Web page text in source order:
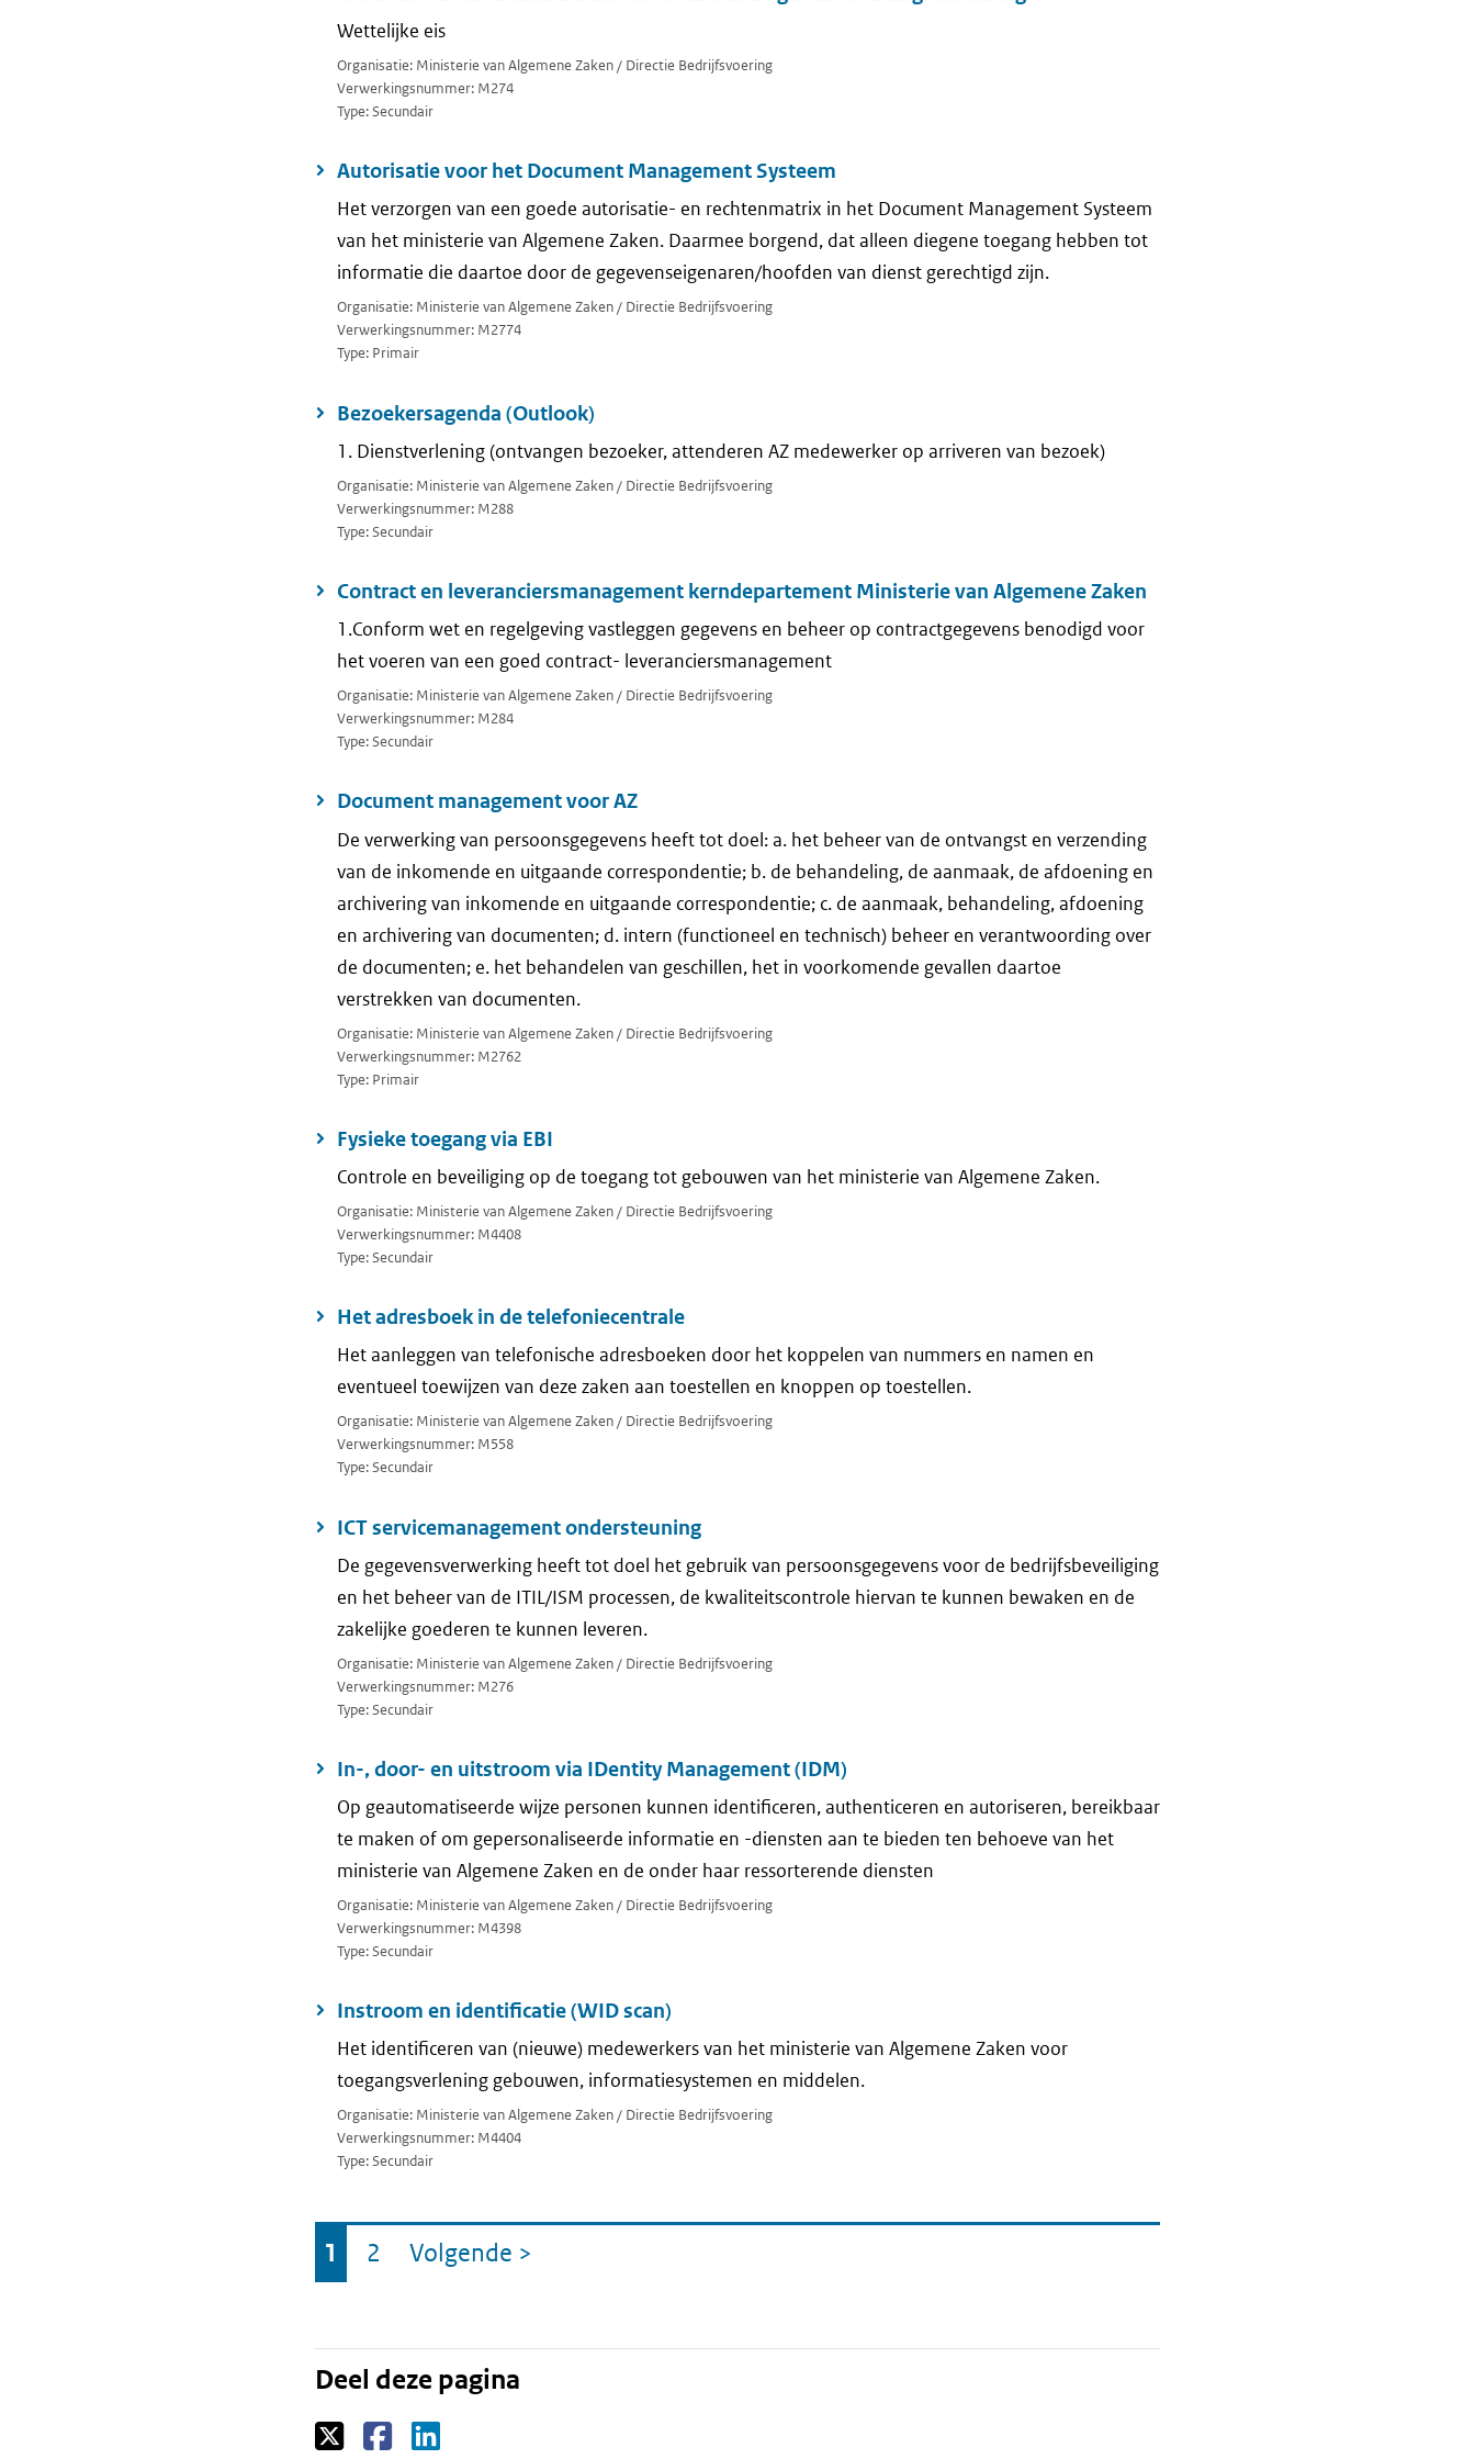
Wettelijke eis
Organisatie: Ministerie van Algemene Zaken / Directie Bedrijfsvoering
Verwerkingsnummer: M274
Type: Secundair
Autorisatie voor het Document Management Systeem
Het verzorgen van een goede autorisatie- en rechtenmatrix in het Document Management Systeem
van het ministerie van Algemene Zaken. Daarmee borgend, dat alleen diegene toegang hebben tot
informatie die daartoe door de gegevenseigenaren/hoofden van dienst gerechtigd zijn.
Organisatie: Ministerie van Algemene Zaken / Directie Bedrijfsvoering
Verwerkingsnummer: M2774
Type: Primair
Bezoekersagenda (Outlook)
1. Dienstverlening (ontvangen bezoeker, attenderen AZ medewerker op arriveren van bezoek)
Organisatie: Ministerie van Algemene Zaken / Directie Bedrijfsvoering
Verwerkingsnummer: M288
Type: Secundair
Contract en leveranciersmanagement kerndepartement Ministerie van Algemene Zaken
1.Conform wet en regelgeving vastleggen gegevens en beheer op contractgegevens benodigd voor
het voeren van een goed contract- leveranciersmanagement
Organisatie: Ministerie van Algemene Zaken / Directie Bedrijfsvoering
Verwerkingsnummer: M284
Type: Secundair
Document management voor AZ
De verwerking van persoonsgegevens heeft tot doel: a. het beheer van de ontvangst en verzending
van de inkomende en uitgaande correspondentie; b. de behandeling, de aanmaak, de afdoening en
archivering van inkomende en uitgaande correspondentie; c. de aanmaak, behandeling, afdoening
en archivering van documenten; d. intern (functioneel en technisch) beheer en verantwoording over
de documenten; e. het behandelen van geschillen, het in voorkomende gevallen daartoe
verstrekken van documenten.
Organisatie: Ministerie van Algemene Zaken / Directie Bedrijfsvoering
Verwerkingsnummer: M2762
Type: Primair
Fysieke toegang via EBI
Controle en beveiliging op de toegang tot gebouwen van het ministerie van Algemene Zaken.
Organisatie: Ministerie van Algemene Zaken / Directie Bedrijfsvoering
Verwerkingsnummer: M4408
Type: Secundair
Het adresboek in de telefoniecentrale
Het aanleggen van telefonische adresboeken door het koppelen van nummers en namen en
eventueel toewijzen van deze zaken aan toestellen en knoppen op toestellen.
Organisatie: Ministerie van Algemene Zaken / Directie Bedrijfsvoering
Verwerkingsnummer: M558
Type: Secundair
ICT servicemanagement ondersteuning
De gegevensverwerking heeft tot doel het gebruik van persoonsgegevens voor de bedrijfsbeveiliging
en het beheer van de ITIL/ISM processen, de kwaliteitscontrole hiervan te kunnen bewaken en de
zakelijke goederen te kunnen leveren.
Organisatie: Ministerie van Algemene Zaken / Directie Bedrijfsvoering
Verwerkingsnummer: M276
Type: Secundair
In-, door- en uitstroom via IDentity Management (IDM)
Op geautomatiseerde wijze personen kunnen identificeren, authenticeren en autoriseren, bereikbaar
te maken of om gepersonaliseerde informatie en -diensten aan te bieden ten behoeve van het
ministerie van Algemene Zaken en de onder haar ressorterende diensten
Organisatie: Ministerie van Algemene Zaken / Directie Bedrijfsvoering
Verwerkingsnummer: M4398
Type: Secundair
Instroom en identificatie (WID scan)
Het identificeren van (nieuwe) medewerkers van het ministerie van Algemene Zaken voor
toegangsverlening gebouwen, informatiesystemen en middelen.
Organisatie: Ministerie van Algemene Zaken / Directie Bedrijfsvoering
Verwerkingsnummer: M4404
Type: Secundair
Ga
naar
Pagina
1 Pagina
2 Volgende pagina
>
Deel deze pagina